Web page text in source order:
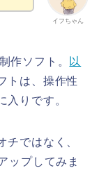
イフちゃん
作ソフト。
以
トは、操作性
入りです。
チではなく、
ップしてみま